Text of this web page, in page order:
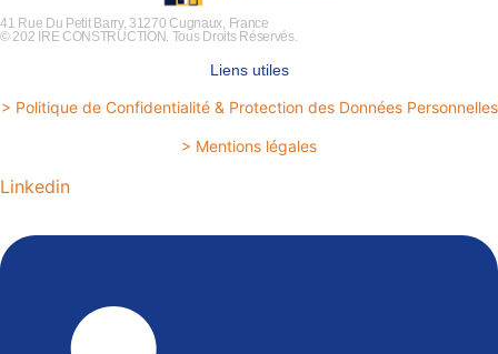
41 Rue Du Petit Barry, 31270 Cugnaux, France
© 202 IRE CONSTRUCTION. Tous Droits Réservés.
Liens utiles
> Politique de Confidentialité & Protection des Données Personnelles
> Mentions légales
Linkedin